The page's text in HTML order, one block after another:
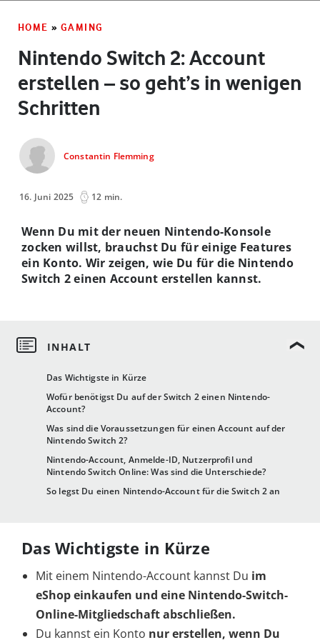
HOME » GAMING
Nintendo Switch 2: Account
erstellen – so geht’s in wenigen
Schritten
Constantin Flemming
16. Juni 2025 12 min.
Das Wichtigste in Kürze
Wofür benötigst Du auf der Switch 2 einen Nintendo-
Account?
Was sind die Voraussetzungen für einen Account auf der
Nintendo Switch 2?
Nintendo-Account, Anmelde-ID, Nutzerprofil und
Nintendo Switch Online: Was sind die Unterschiede?
So legst Du einen Nintendo-Account für die Switch 2 an
Wenn Du mit der neuen Nintendo-Konsole
zocken willst, brauchst Du für einige Features
ein Konto. Wir zeigen, wie Du für die Nintendo
Switch 2 einen Account erstellen kannst.
Das Wichtigste in Kürze
Mit einem Nintendo-Account kannst Du im
eShop einkaufen und eine Nintendo-Switch-
Online-Mitgliedschaft abschließen.
Du kannst ein Konto nur erstellen, wenn Du